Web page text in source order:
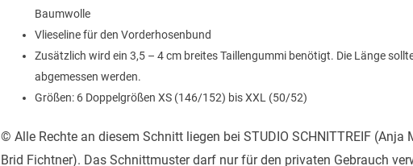
Baumwolle
Vlieseline für den Vorderhosenbund
Zusätzlich wird ein 3,5 – 4 cm breites Taillengummi benötigt. Die Länge
abgemessen werden.
Größen: 6 Doppelgrößen XS (146/152) bis XXL (50/52)
© Alle Rechte an diesem Schnitt liegen bei STUDIO SCHNITTREIF (Anja
Brid Fichtner). Das Schnittmuster darf nur für den privaten Gebrauch